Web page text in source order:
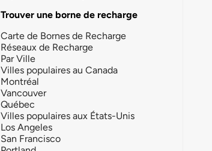
Trouver une borne de recharge
Carte de Bornes de Recharge
Réseaux de Recharge
Par Ville
Villes populaires au Canada
Montréal
Vancouver
Québec
Villes populaires aux États-Unis
Los Angeles
San Francisco